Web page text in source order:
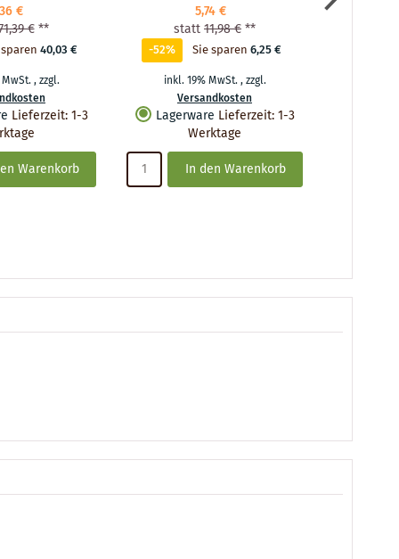
€
€ **
40,03 €
,zzgl.
Lieferzeit:1-3
Warenkorb
5,74 €
statt11,98 €**
-52% Sie sparen6,25 €
inkl. 19% MwSt.,zzgl.
Versandkosten
Lagerware Lieferzeit:1-3
Werktage
In den Warenkorb